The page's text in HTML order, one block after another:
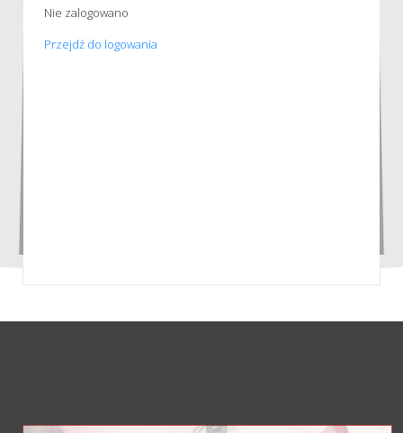
Nie zalogowano
Przejdź do logowania